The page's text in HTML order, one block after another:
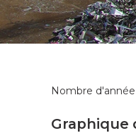
Nombre
Graphique